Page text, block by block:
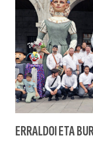
ERRALDOI ETA